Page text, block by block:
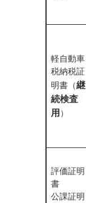
軽自動車
税納税証
明書（継
続検査
用 ）
評価証明
書
公課証明